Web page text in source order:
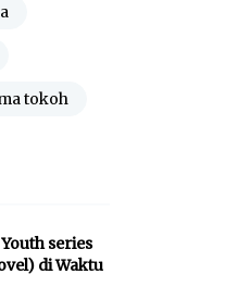
tokoh
series
di Waktu